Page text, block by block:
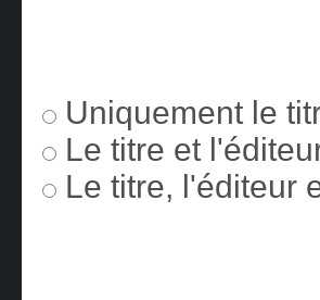
Uniquement le
Le titre et
Le titre, l'éditeur